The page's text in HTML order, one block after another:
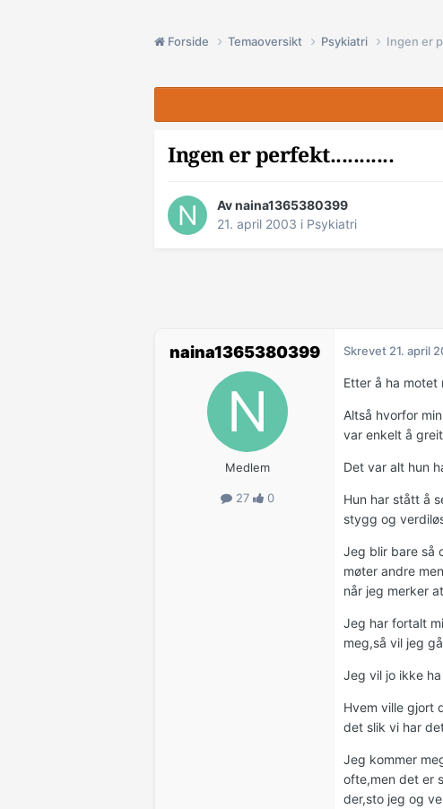
Forside Temaoversikt Psykiatri Ingen er
Ingen er perfekt...........
Av naina1365380399
21. april 2003 i Psykiatri
naina1365380399
Medlem
27 0
Skrevet 21. april
Etter å ha
Altså hvorfor
var enkelt å
Det var alt hun
Hun har stått å
stygg og
Jeg blir bare så
møter andre
når jeg merker
Jeg har fortalt
meg,så vil jeg
Jeg vil jo ikke
Hvem ville gjort
det slik vi har
Jeg kommer
ofte,men det er
der,sto jeg og